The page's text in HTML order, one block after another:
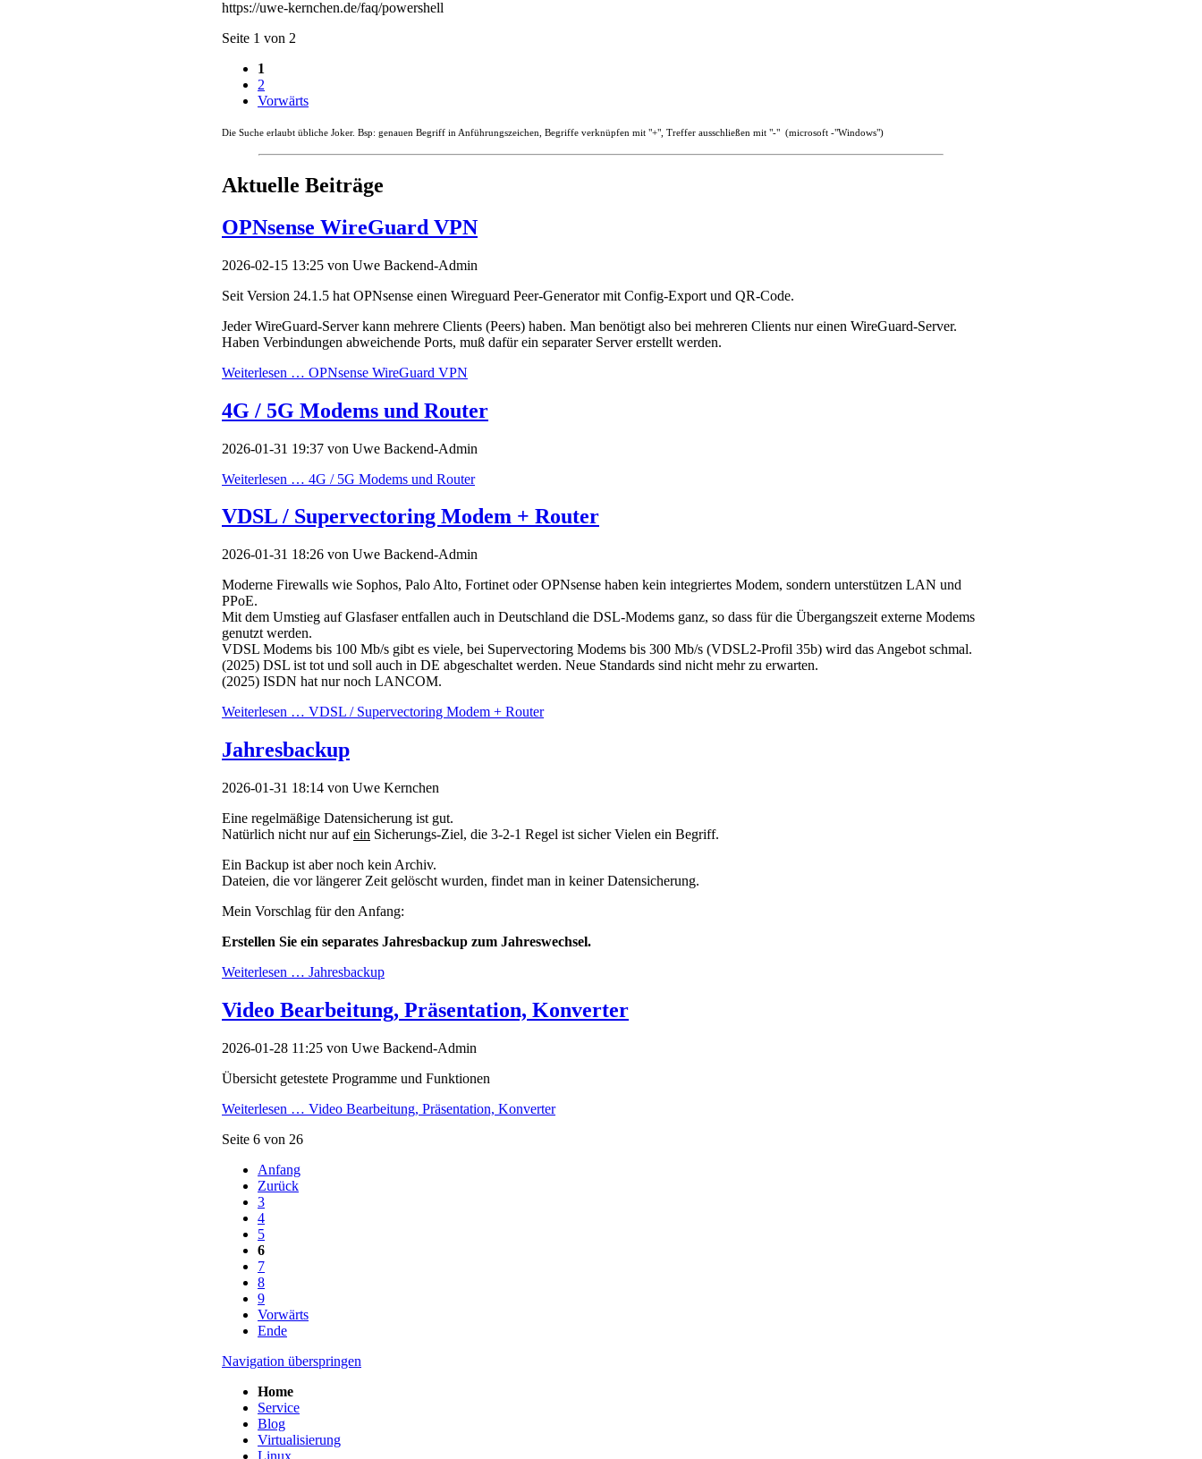
Aktuelle Beiträge
OPNsense WireGuard VPN
2026-02-15 13:25
von Uwe Backend-Admin
Seit Version 24.1.5 hat OPNsense einen Wireguard Peer-Generator mit Config-Export und QR-Code.
Jeder WireGuard-Server kann mehrere Clients (Peers) haben. Man benötigt also bei mehreren Clients nur einen WireGuard-Server.
Weiterlesen …OPNsense WireGuard VPN
4G / 5G Modems und Router
Weiterlesen …4G / 5G Modems und Router
VDSL / Supervectoring Modem + Router
2026-01-31 18:26von Uwe Backend-Admin
Moderne Firewalls wie Sophos, Palo Alto, Fortinet oder OPNsense haben kein integriertes Modem, sondern unterstützen LAN und
Mit dem Umstieg auf Glasfaser entfallen auch in Deutschland die DSL-Modems ganz, so dass für die Übergangszeit externe Modems
VDSL Modems bis 100 Mb/s gibt es viele, bei Supervectoring Modems bis 300 Mb/s (VDSL2-Profil 35b) wird das Angebot schmal.
(2025) DSL ist tot und soll auch in DE abgeschaltet werden. Neue Standards sind nicht mehr zu erwarten.
Jahresbackup
2026-01-31 18:14von Uwe Kernchen
Eine regelmäßige Datensicherung ist gut.
Dateien, die vor längerer Zeit gelöscht wurden, findet man in keiner Datensicherung.
Weiterlesen …Jahresbackup
Video Bearbeitung, Präsentation, Konverter
2026-01-28 11:25von Uwe Backend-Admin
Übersicht getestete Programme und Funktionen
Weiterlesen …
Video Bearbeitung, Präsentation, Konverter
Seite 6 von 26
Zurück
4
6
8
Vorwärts
Ende
Navigation überspringen
Home
Service
Blog
Virtualisierung
Linux
Windows
Software
Sicherheit
FAQ (alt, extern)
Impressum
Datenschutzerklärung